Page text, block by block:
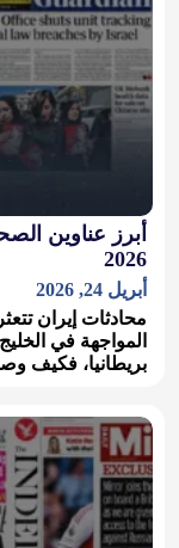
2026
أبريل 24, 2026
محادثات إيران
المواجهة في
بريطانيا، فكيف